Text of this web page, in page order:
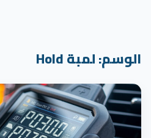
الوسم:لمبة Hold